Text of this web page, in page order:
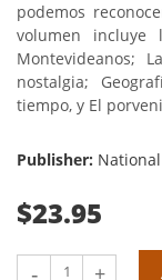
podemos
volumen incluye
Montevideanos;
nostalgia;
tiempo, y El
Publisher:
$23.95
- +